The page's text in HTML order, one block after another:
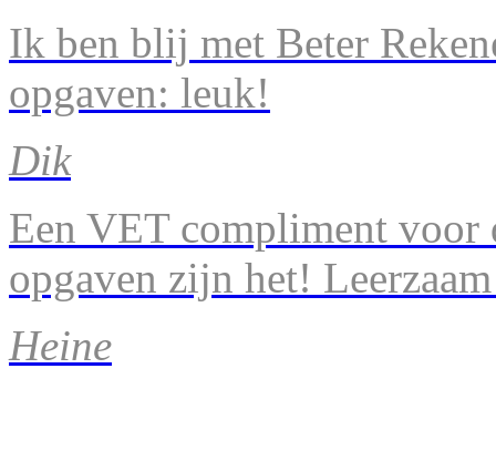
Ik ben blij met Beter
opgaven: leuk!
Dik
Een VET compliment voor
opgaven zijn het!
Heine